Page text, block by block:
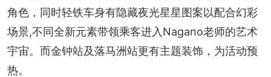
角色，同时轻铁车身有隐藏夜光星星图案以配合幻彩
场景,不同全新元素带领乘客进入Nagano老师的艺术
宇宙。而金钟站及落马洲站更有主题装饰，为活动预
热。